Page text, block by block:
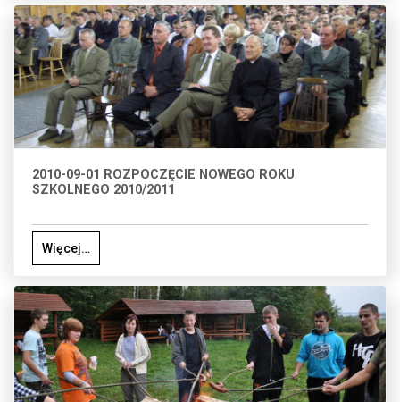
2010-09-01 ROZPOCZĘCIE NOWEGO ROKU
SZKOLNEGO 2010/2011
Więcej…